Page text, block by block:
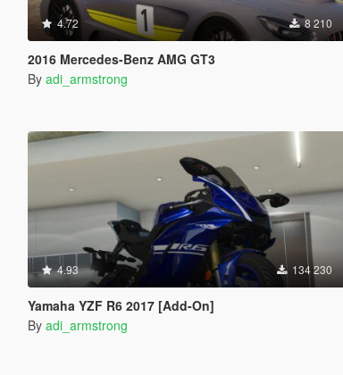
4.72 8 210
2016 Mercedes-Benz AMG GT3
By adi_armstrong
4.93 134 230
Yamaha YZF R6 2017 [Add-On]
By adi_armstrong